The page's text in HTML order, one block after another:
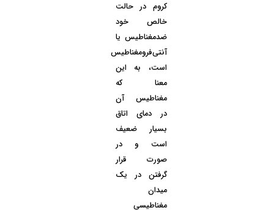
کروم در حالت
خالص خود
ضدمغناطیس یا
آنتی‌فرومغناطیس
است، به این
معنا که
مغناطیس آن
در دمای اتاق
بسیار ضعیف
است و در
صورت قرار
گرفتن در یک
میدان
مغناطیسی